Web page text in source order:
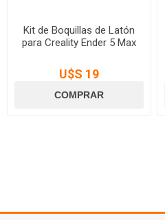
Kit de Boquillas de Latón
para Creality Ender 5 Max
U$S 19